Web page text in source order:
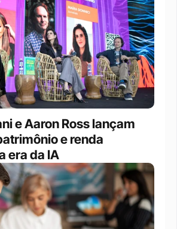
e Aaron Ross lançam
e renda
era da IA